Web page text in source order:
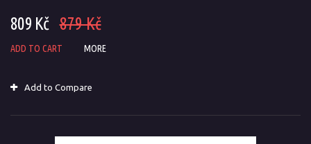
809 Kč 879 Kč
ADD TO CART MORE
Add to Compare